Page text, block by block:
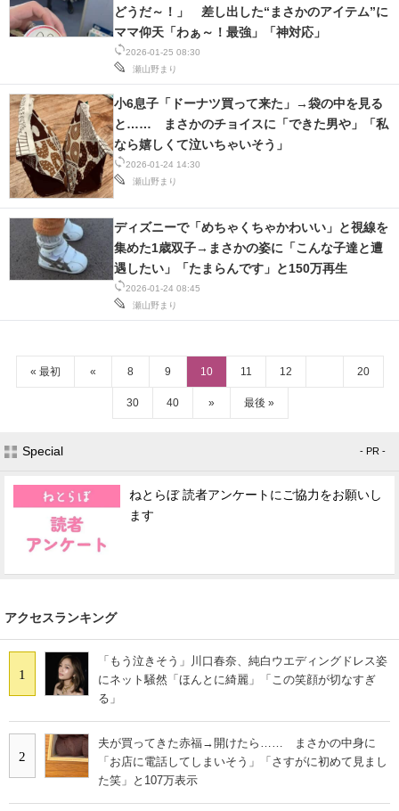
2026-01-25 08:30
瀬山野まり
どうだ～！」 差し出した“まさかのアイテム”に
ママ仰天「わぁ～！最強」「神対応」
2026-01-24 14:30
瀬山野まり
小6息子「ドーナツ買って来た」→袋の中を見る
と…… まさかのチョイスに「できた男や」「私
なら嬉しくて泣いちゃいそう」
2026-01-24 08:45
瀬山野まり
ディズニーで「めちゃくちゃかわいい」と視線を
集めた1歳双子→まさかの姿に「こんな子達と遭
遇したい」「たまらんです」と150万再生
« 最初 « 8 9 10 11 12 20
30 40 » 最後 »
Special - PR -
ねとらぼ 読者アンケートにご協力をお願いし
ます
アクセスランキング
1
「もう泣きそう」川口春奈、純白ウエディングドレス姿
にネット騒然「ほんとに綺麗」「この笑顔が切なすぎ
る」
2
夫が買ってきた赤福→開けたら…… まさかの中身に
「お店に電話してしまいそう」「さすがに初めて見まし
た笑」と107万表示